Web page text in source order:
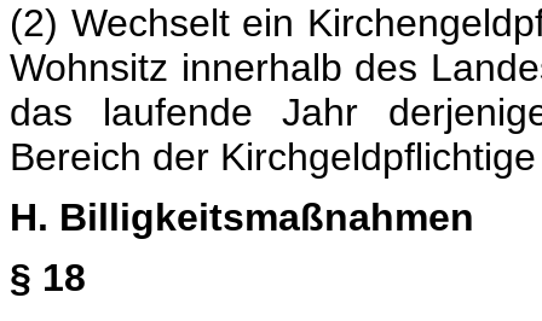
(2) Wechselt ein
Wohnsitz innerhalb des
das laufende Jahr
Bereich der
H. Billigkeitsmaßnahmen
§ 18